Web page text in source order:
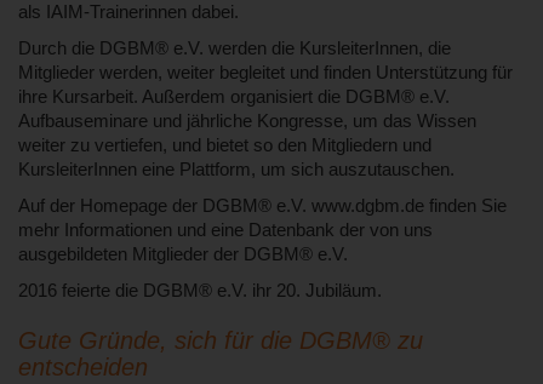
als IAIM-Trainerinnen dabei.
Durch die DGBM® e.V. werden die KursleiterInnen, die
Mitglieder werden, weiter begleitet und finden Unterstützung für
ihre Kursarbeit. Außerdem organisiert die DGBM® e.V.
Aufbauseminare und jährliche Kongresse, um das Wissen
weiter zu vertiefen, und bietet so den Mitgliedern und
KursleiterInnen eine Plattform, um sich auszutauschen.
Auf der Homepage der DGBM® e.V. www.dgbm.de finden Sie
mehr Informationen und eine Datenbank der von uns
ausgebildeten Mitglieder der DGBM® e.V.
2016 feierte die DGBM® e.V. ihr 20. Jubiläum.
Gute Gründe, sich für die DGBM® zu
entscheiden